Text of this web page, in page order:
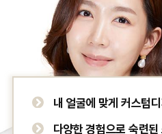
상담할때 주의사항
하면좋을것 같은 시
강요라는 느낌 전혀
말씀해주셔서 중간
받아보려구요!!관리
할인되는 쿠폰도 주
예정입니당ㅎㅎ
내 얼굴에 맞게 커스텀
다양한 경험으로 숙련